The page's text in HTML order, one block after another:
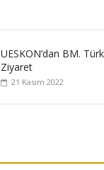
UESKON’dan BM.
Ziyaret
21 Kasım 2022